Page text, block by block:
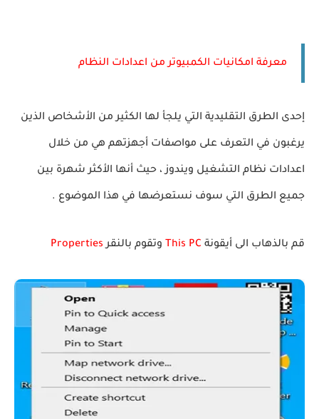
معرفة امكانيات الكمبيوتر من اعدادات النظام
إحدى الطرق التقليدية التي يلجأ لها الكثير من الأشخاص الذين
يرغبون في التعرف على مواصفات أجهزتهم هي من خلال
اعدادات نظام التشغيل ويندوز ، حيث أنها الأكثر شهرة بين
جميع الطرق التي سوف نستعرضها في هذا الموضوع .
قم بالذهاب الى أيقونة This PC وتقوم بالنقرProperties